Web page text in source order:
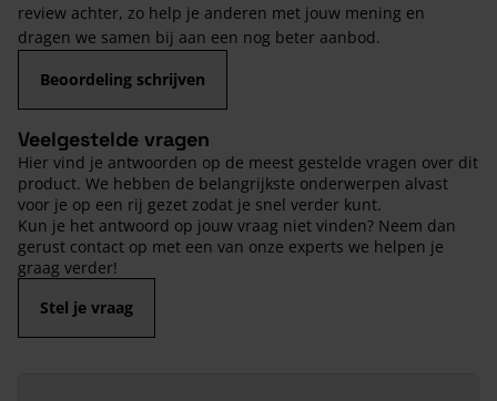
review achter, zo help je anderen met jouw mening en
dragen we samen bij aan een nog beter aanbod.
Beoordeling schrijven
Veelgestelde vragen
Hier vind je antwoorden op de meest gestelde vragen over dit
product. We hebben de belangrijkste onderwerpen alvast
voor je op een rij gezet zodat je snel verder kunt.
Kun je het antwoord op jouw vraag niet vinden? Neem dan
gerust contact op met een van onze experts we helpen je
graag verder!
Stel je vraag